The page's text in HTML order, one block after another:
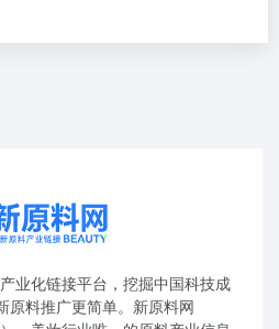
业化链接平台，挖掘中国科技成
原料推广更简单。新原料网